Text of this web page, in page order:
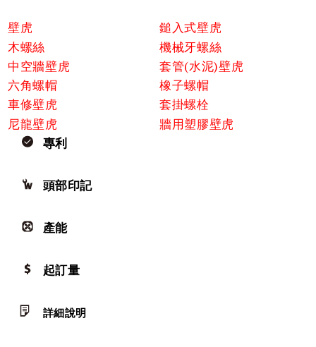
壁虎
鎚入式壁虎
木螺絲
機械牙螺絲
中空牆壁虎
套管(水泥)壁虎
六角螺帽
橡子螺帽
車修壁虎
套掛螺栓
尼龍壁虎
牆用塑膠壁虎
專利
頭部印記
產能
起訂量
詳細說明